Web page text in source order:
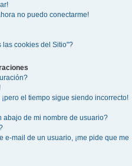
no puedo conectarme!
las cookies del Sitio"?
el tiempo sigue siendo incorrecto!
de mi nombre de usuario?
mail de un usuario, ¡me pide que me